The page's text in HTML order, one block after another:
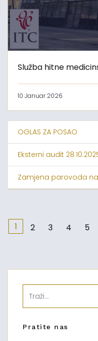
Služba hitne
10 Januar 2026
OGLAS ZA POSAO
Eksterni audit
Zamjena parovoda na
1 2 3 4 5
Pratite nas